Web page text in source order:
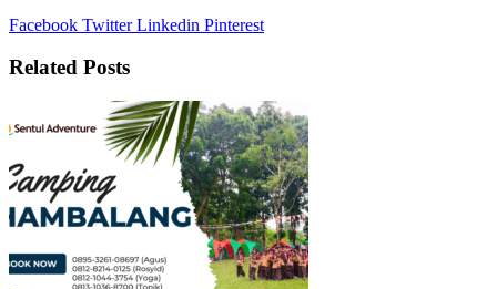
Facebook TwitterLinkedin Pinterest
Related Posts